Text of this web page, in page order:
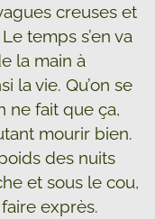
creuses et
temps s’en va
la main à
la vie. Qu’on se
ne fait que ça,
mourir bien.
des nuits
et sous le cou,
exprès.